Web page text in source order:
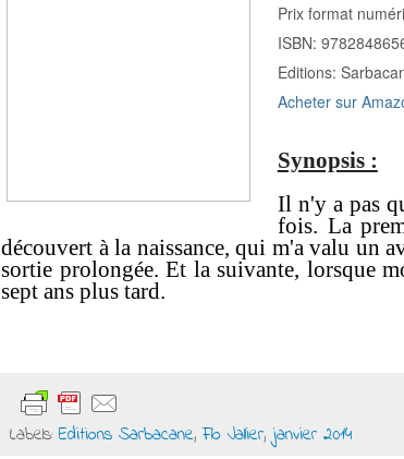
Prix format
ISBN:
Editions:
Acheter sur
Synopsis :
Il n'y a pas
fois. La
découvert à la naissance, qui m'a valu un
sortie prolongée. Et la suivante, lorsque
sept ans plus tard.
Labels: Editions Sarbacane,Flo Jallier,janvier 2014